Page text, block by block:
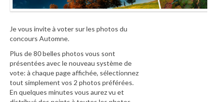
Je vous invite à voter sur les photos du
concours Automne.
Plus de 80 belles photos vous sont
présentées avec le nouveau système de
vote: à chaque page affichée, sélectionnez
tout simplement vos 2 photos préférées.
En quelques minutes vous aurez vu et